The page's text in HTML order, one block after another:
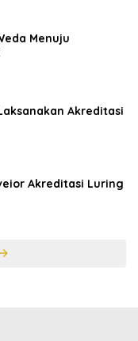
Menuju
Akreditasi
Akreditasi Luring